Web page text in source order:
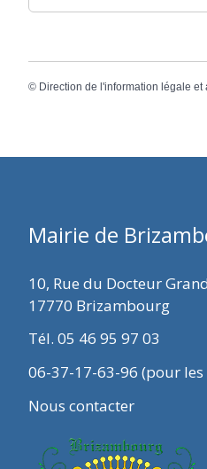
© Direction de l'information légale et
Mairie de
10, Rue du Docteur Grand
17770 Brizambourg
Tél. 05 46 95 97 03
06-37-17-63-96 (pour les
Nous contacter